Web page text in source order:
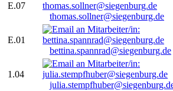
E.07
thomas.sollner@siegenburg.de
E.01
bettina.spannrad@siegenburg.de
1.04